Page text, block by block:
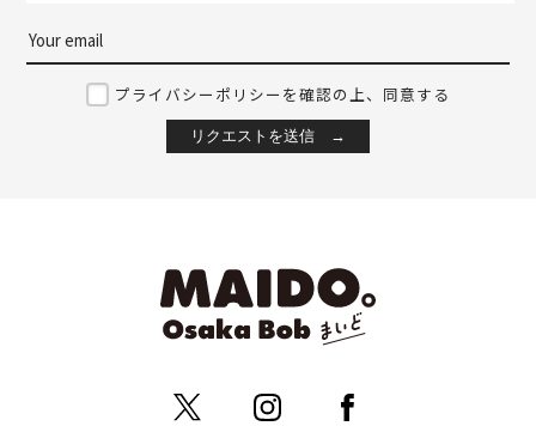
プライバシーポリシーを確認の上、同意する